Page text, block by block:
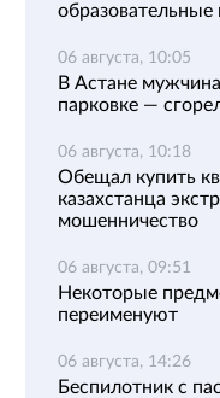
образовательные
06 августа, 10:05
В Астане
парковке —
06 августа, 10:18
Обещал купить
казахстанца
мошенничество
06 августа, 09:51
Некоторые
переименуют
06 августа, 14:26
Беспилотник с